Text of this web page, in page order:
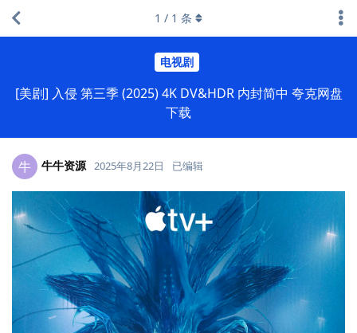
电视剧
[美剧] 入侵 第三季 (2025) 4K DV&HDR 内封简中 夸克网盘
下载
1 / 1 条
牛 牛牛资源 2025年8月22日 已编辑